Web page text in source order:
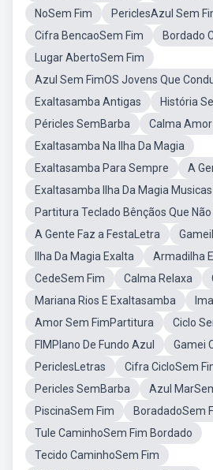
NoSem Fim
PericlesAzul Sem
Cifra BencaoSem Fim
Bordado
Lugar AbertoSem Fim
Azul Sem FimOS Jovens Que
Exaltasamba Antigas
História
Péricles SemBarba
Calma Amor
Exaltasamba Na Ilha Da Magia
Exaltasamba Para Sempre
A
Exaltasamba Ilha Da Magia Musicas
Partitura Teclado Bênçãos Que Não
A Gente Faz a FestaLetra
Ilha Da Magia Exalta
Armadilha
CedeSem Fim
Calma Relaxa
Mariana Rios E Exaltasamba
Amor Sem FimPartitura
Ciclo
FIMPlano De Fundo Azul
Gamei
PericlesLetras
Cifra CicloSem
Pericles SemBarba
Azul
PiscinaSem Fim
BoradadoSem
Tule CaminhoSem Fim Bordado
Tecido CaminhoSem Fim